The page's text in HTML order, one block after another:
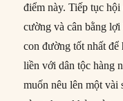
điểm này. Tiếp tục
cường và cân bằng
con đường tốt nhất
liền với dân tộc hàng
muốn nêu lên một vài